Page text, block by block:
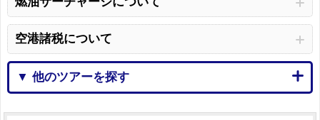
空港諸税について
▼ 他のツアーを探す